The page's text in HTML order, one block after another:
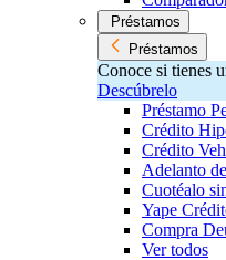
Préstamos
Préstamos
Conoce si tienes
Descúbrelo
Préstamo
Crédito
Crédito
Adelanto
Cuotéalo
Yape
Compra
Ver todos